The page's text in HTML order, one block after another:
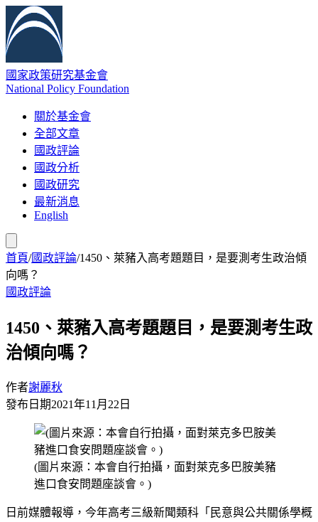
國家政策研究基金會
National Policy Foundation
關於基金會
全部文章
國政評論
國政分析
國政研究
最新消息
English
首頁/國政評論/1450、萊豬入高考題題目，是要測考生政治傾
向嗎？
國政評論
1450、萊豬入高考題題目，是要測考生政
治傾向嗎？
作者謝麗秋
發布日期2021年11月22日
(圖片來源：本會自行拍攝，面對萊克多巴胺美豬
進口食安問題座談會。)
日前媒體報導，今年高考三級新聞類科「民意與公共關係學概